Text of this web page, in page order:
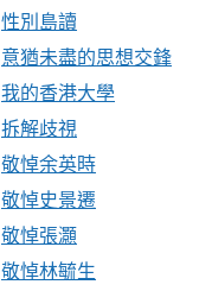
性別島讀
意猶未盡的思想交鋒
我的香港大學
拆解歧視
敬悼余英時
敬悼史景遷
敬悼張灝
敬悼林毓生